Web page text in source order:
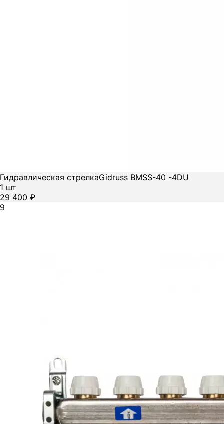
Гидравлическая стрелкаGidruss BMSS-40 -4DU
1 шт
29 400 ₽
9